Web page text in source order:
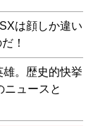
は顔しか違い
！
。歴史的快挙
ニュースと